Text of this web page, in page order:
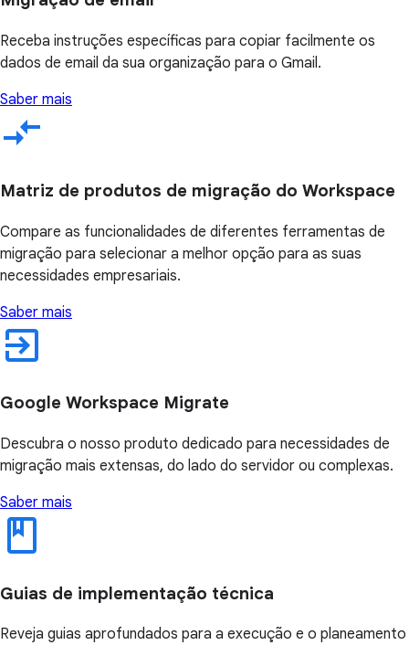
Receba instruções específicas para copiar facilmente os
dados de email da sua organização para o Gmail.
Saber mais
Matriz de produtos de migração do Workspace
Compare as funcionalidades de diferentes ferramentas de
migração para selecionar a melhor opção para as suas
necessidades empresariais.
Saber mais
Google Workspace Migrate
Descubra o nosso produto dedicado para necessidades de
migração mais extensas, do lado do servidor ou complexas.
Saber mais
Guias de implementação técnica
Reveja guias aprofundados para a execução e o planeamento